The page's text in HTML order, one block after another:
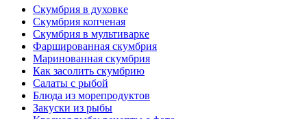
Скумбрия в духовке
Скумбрия копченая
Скумбрия в мультиварке
Фаршированная скумбрия
Маринованная скумбрия
Как засолить скумбрию
Салаты с рыбой
Блюда из морепродуктов
Закуски из рыбы